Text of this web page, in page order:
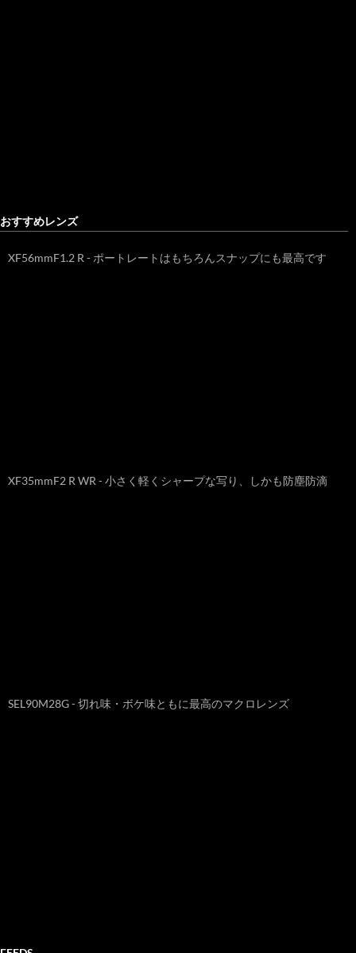
おすすめレンズ
XF56mmF1.2 R - ポートレートはもちろんスナップにも最高です
XF35mmF2 R WR - 小さく軽くシャープな写り、しかも防塵防滴
SEL90M28G - 切れ味・ボケ味ともに最高のマクロレンズ